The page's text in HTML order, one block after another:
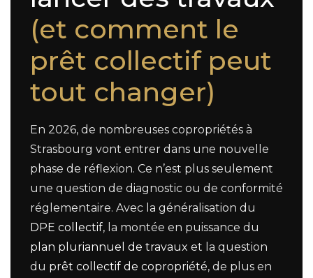
(et comment le
prêt collectif peut
tout changer)
En 2026, de nombreuses copropriétés à
Strasbourg vont entrer dans une nouvelle
phase de réflexion. Ce n’est plus seulement
une question de diagnostic ou de conformité
réglementaire. Avec la généralisation du
DPE collectif, la montée en puissance du
plan pluriannuel de travaux et la question
du prêt collectif de copropriété, de plus en